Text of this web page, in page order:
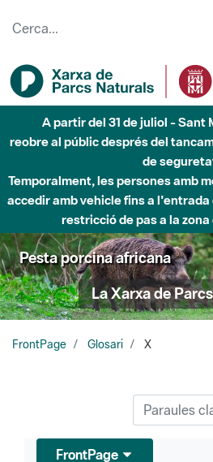
A partir del 31 de juliol - Sant
reobre al públic després del
de
Temporalment, les persones amb
accedir amb vehicle fins a
restricció de pas a la
Pesta porcina africana
La Xarxa de
FrontPage Glosari X
FrontPage